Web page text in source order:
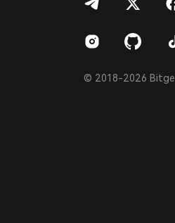
© 2018-2026